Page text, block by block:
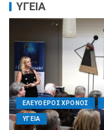
ΥΓΕΙΑ
ΕΛΕΥΘΕΡΟΣ ΧΡΟΝΟΣ